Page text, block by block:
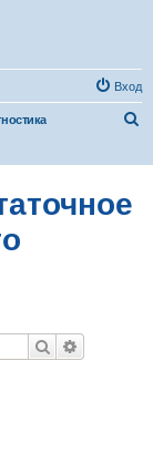
Вход
Поиск